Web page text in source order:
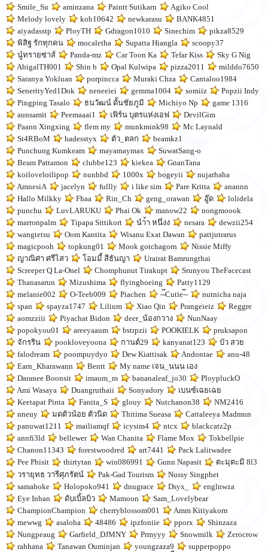
Smile_Su
aminzana Paintt Sutikarn
Agiko Cool
Melody lovely
kob10642 newkarasu
BANK4851
aiyadasstp
PloyTH Gdragon1010 Sinechim
pikza8529
พิสิฐ รักทุกคน
mocaletha Supatta Hiangla
scoopy37
นู๋ทรายซ่าส์
Panda-mz Car Toon Ka Tefar Kiss
Sky G Nig
AbigalTH001
Shin b Opal Kulwipa pizza2011
milddo7650
Saranya Yokluan
porpincca Muraki Chza
Cantaloo1984
SenerityYed1Dok
neneeiei gemma1004 somiiz
Popzii Indy
Pingping Tasalo
ธนวัฒน์ ดั้นชัยภูมิ Michiyo Np
game 1316
aunsamit
Peemaaai1 เฟิร์น บุตรแห่งเอฟ
DevilGim
Paann Xingxing
flem my munkmink98
Mc Laynald
St4RBoM
hadesstyx ตัว_ตลก
beamkz1
Punchung Kumkeam
mayamaymax
SuwatSang-o
Beam Pattamon
clubbe123 kiekea
GnanTana
koiloveloilipop
nunhbd 1000x bogeyii
nujarhaha
AmnesiA
jacelyn fullly i like sim Pare Kritta
anannn
Hallo Milkky
Fhaa Rin_Ch geng_orawan อู๊ด
lolidela
punchu
LuvLARUKU Phai Ok manow22
nongmoook
marronpalm
Tipapa Sittikort นำ้า หนึ่งง nesara
dewzii254
wangtetsu
Oom Kantita Wisanu Exat Dawan
pattjutrarus
magicpooh
topkung01 Mook gotchagorn
Nissie Miffy
ญาณิศา ศรีไสว
โอมมี้ สีธันญา
Urairat Bamrungthai
Screeper Q La-Onel
Chomphunut Tirakupt
Srunyou TheFacecast
Thanasarun
Mizushima flyingboeing
Patty1129
melanie002
O-Teeb009 Piachen --๊Cutie-๊-
nutnicha naja
span
spayza1747 Lilium Xiao Qin Prangeieiz
Reggre
aomzziii
Piyachat Bidon deer_น้องกวาง
NunNaay
popokyou01
areeyaaum bstrpzii POOKIELK
pruksapon
จักรริน
pookloveyoona กานต์29 kanyanat123
บัว สวย
falodream
poompuydyo Dew Kiattisak Andontae
anu-48
Earn_Kharawann
Bentt
My name เจน_นนน เอง
Daranee Boonsit
imaum_m bananaleaf_jo30
PloypluckO
Ami Wasaya
Duangruthaii Sonyadory
เบนซ์เฉยเฉย
Keetapat Pinta
Fanita_S glouy Nutchanon38
NM2416
nneuy
มดตัวน้อย ตัวนิด Thitima Sueasa
Cattaleeya Madmun
panuwat1211
mailiamqf icysim4 ntcx
blackcatz2p
annfi3ld
bellewer Wan Chanita Flame Mox
Tokbellpie
Chanon11343
forestwoodred art7441
Pack Lalitwadee
Pee Phisit
thirtytan win086991 Gunn Napasit
ตะมุตะมิ 8l3
วรายุทธ วารีศุภรัตน์
Pak-Gad Tourism
Nussy Singphet
samaboke
Holopoko941 dnugrace Dsyx_
englnwza
Eye Inban
ดับเบิ้ลบิว Mamoon
Sam_Lovelybear
ChampionChampion
cherryblossom001
Amm Kitiyakorn
mewwg
asaloha 48486 ipzfoniie pporx
Shinzaza
Nungpeaug
Garfield_DJMNY Prmyyy Snowmilk
Zerocrow
rahhana
Tanawan Ouminjan youngzaza9
supperpoppo